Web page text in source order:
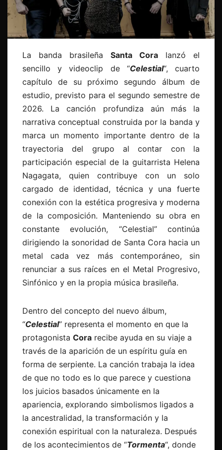
La banda brasileña Santa Cora lanzó el
sencillo y videoclip de “Celestial“, cuarto
capítulo de su próximo segundo álbum de
estudio, previsto para el segundo semestre de
2026. La canción profundiza aún más la
narrativa conceptual construida por la banda y
marca un momento importante dentro de la
trayectoria del grupo al contar con la
participación especial de la guitarrista Helena
Nagagata, quien contribuye con un solo
cargado de identidad, técnica y una fuerte
conexión con la estética progresiva y moderna
de la composición. Manteniendo su obra en
constante evolución, “Celestial” continúa
dirigiendo la sonoridad de Santa Cora hacia un
metal cada vez más contemporáneo, sin
renunciar a sus raíces en el Metal Progresivo,
Sinfónico y en la propia música brasileña.
Dentro del concepto del nuevo álbum,
“Celestial” representa el momento en que la
protagonista Cora recibe ayuda en su viaje a
través de la aparición de un espíritu guía en
forma de serpiente. La canción trabaja la idea
de que no todo es lo que parece y cuestiona
los juicios basados únicamente en la
apariencia, explorando simbolismos ligados a
la ancestralidad, la transformación y la
conexión espiritual con la naturaleza. Después
de los acontecimientos de “Tormenta“, donde